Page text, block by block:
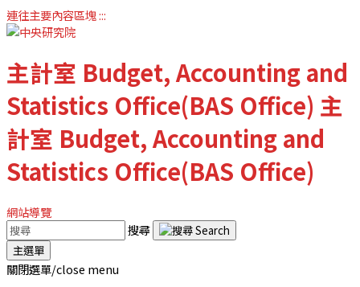
連往主要內容區塊:::
主計室 Budget, Accounting and
Statistics Office(BAS Office) 主
計室 Budget, Accounting and
Statistics Office(BAS Office)
網站導覽
搜尋
主選單
關閉選單/close menu